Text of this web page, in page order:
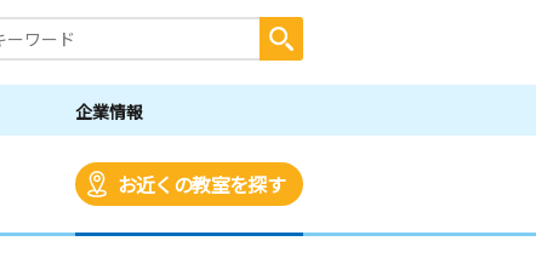
企業情報
お近くの教室を探す